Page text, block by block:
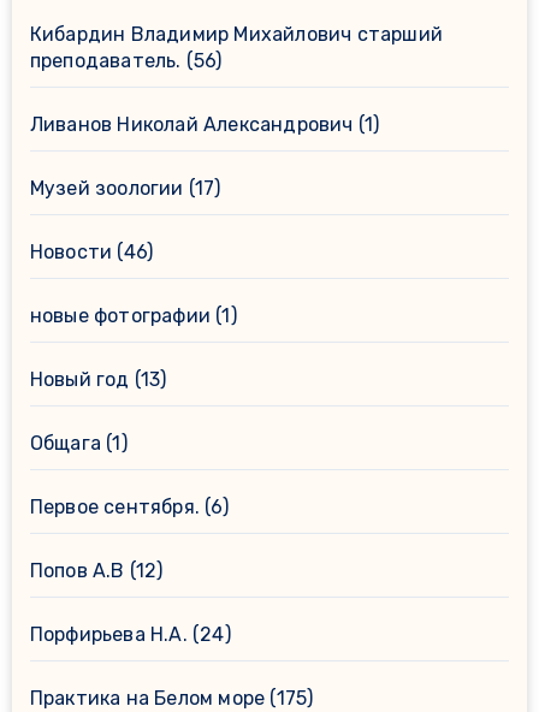
Кибардин Владимир Михайлович старший
преподаватель. (56)
Ливанов Николай Александрович (1)
Музей зоологии (17)
Новости (46)
новые фотографии (1)
Новый год (13)
Общага (1)
Первое сентября. (6)
Попов А.В (12)
Порфирьева Н.А. (24)
Практика на Белом море (175)